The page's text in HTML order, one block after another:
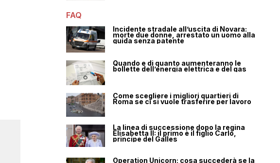
FAQ
Incidente stradale all’uscita di Novara:
morte due donne, arrestato un uomo alla
guida senza patente
Quando e di quanto aumenteranno le
bollette dell’energia elettrica e del gas
Come scegliere i migliori quartieri di
Roma se ci si vuole trasferire per lavoro
La linea di successione dopo la regina
Elisabetta II: il primo è il figlio Carlo,
principe del Galles
Operation Unicorn: cosa succederà se la